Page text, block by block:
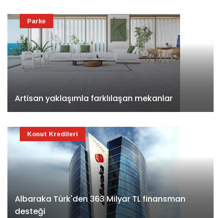
Artisan yaklaşımla farklılaşan mekanlar
Parke
Albaraka Türk'den 363 Milyar TL finansman
desteği
Konut Kredileri